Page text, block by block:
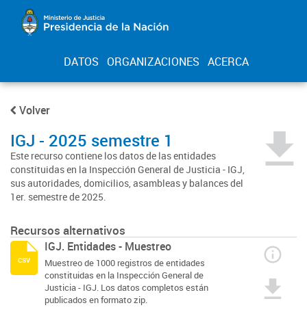
DATOS ORGANIZACIONES ACERCA
Volver
IGJ - 2025 semestre 1
Este recurso contiene los datos de las entidades
constituidas en la Inspección General de Justicia - IGJ,
sus autoridades, domicilios, asambleas y balances del
1er. semestre de 2025.
Recursos alternativos
IGJ. Entidades - Muestreo
Muestreo de 1000 registros de entidades
constituidas en la Inspección General de
Justicia - IGJ. Los datos completos están
publicados en formato zip.
csv